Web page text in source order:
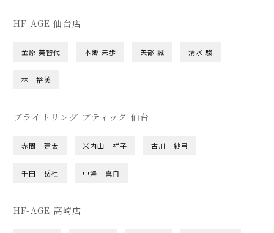
HF-AGE 仙台店
金原 美智代 本郷 未歩 矢部 誠 清水 駿
林 裕美
ブライトリング ブティック 仙台
赤間 建太 米内山 祥子 古川 紗弓
千田 岳杜 中澤 真白
HF-AGE 高崎店